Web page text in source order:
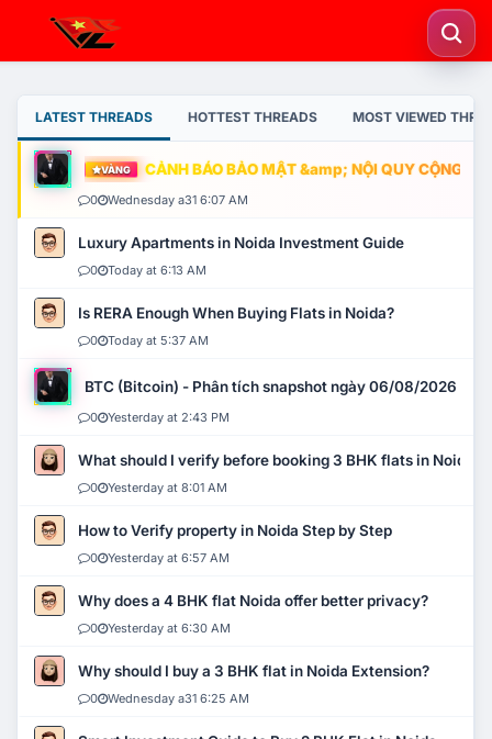
LATEST THREADS HOTTEST THREADS MOST VIEWED
VÀNG CẢNH BÁO BẢO MẬT &amp; NỘI QUY CỘNG
0 Wednesday a31 6:07 AM
Luxury Apartments in Noida Investment Guide
0 Today at 6:13 AM
Is RERA Enough When Buying Flats in Noida?
0 Today at 5:37 AM
BTC (Bitcoin) - Phân tích snapshot ngày 06/08/2026
0 Yesterday at 2:43 PM
What should I verify before booking 3 BHK flats in Noida?
0 Yesterday at 8:01 AM
How to Verify property in Noida Step by Step
0 Yesterday at 6:57 AM
Why does a 4 BHK flat Noida offer better privacy?
0 Yesterday at 6:30 AM
Why should I buy a 3 BHK flat in Noida Extension?
0 Wednesday a31 6:25 AM